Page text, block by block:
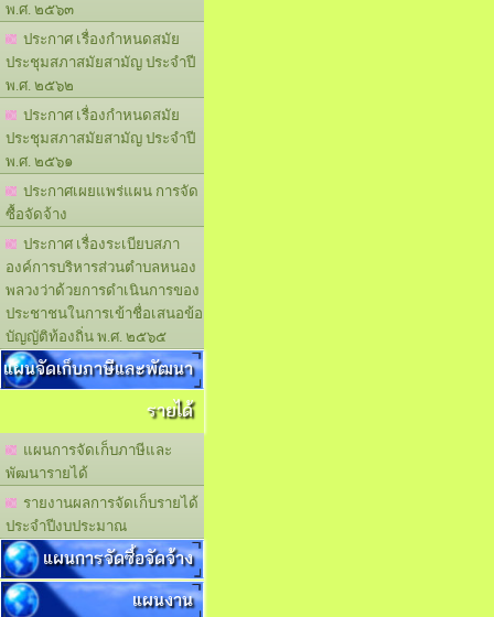
พ.ศ. ๒๕๖๓
ประกาศ เรื่องกำหนดสมัย
ประชุมสภาสมัยสามัญ ประจำปี
พ.ศ. ๒๕๖๒
ประกาศ เรื่องกำหนดสมัย
ประชุมสภาสมัยสามัญ ประจำปี
พ.ศ. ๒๕๖๑
ประกาศเผยแพร่แผน การจัด
ซื้อจัดจ้าง
ประกาศ เรื่องระเบียบสภา
องค์การบริหารส่วนตำบลหนอง
พลวงว่าด้วยการดำเนินการของ
ประชาชนในการเข้าชื่อเสนอข้อ
บัญญัติท้องถิ่น พ.ศ. ๒๕๖๕
แผนจัดเก็บภาษีและพัฒนา
รายได้
แผนการจัดเก็บภาษีและ
พัฒนารายได้
รายงานผลการจัดเก็บรายได้
ประจำปีงบประมาณ
แผนการจัดซื้อจัดจ้าง
แผนงาน